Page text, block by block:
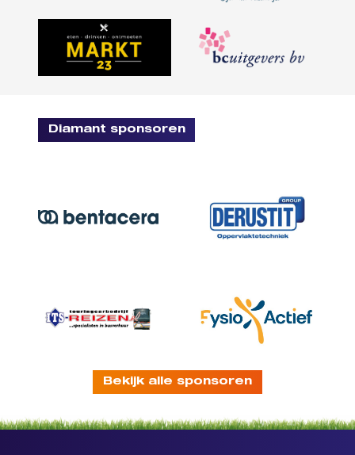
Diamant sponsoren
Bekijk alle sponsoren